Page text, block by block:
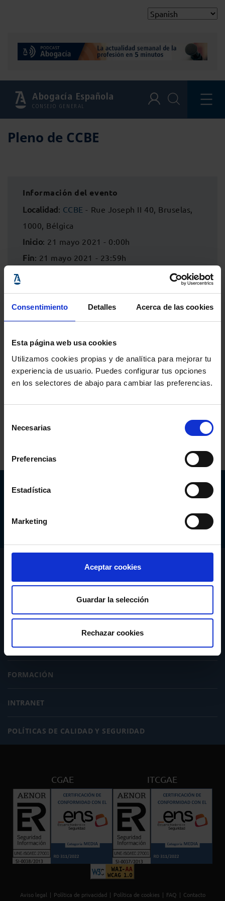
Consentimiento Detalles Acerca de las cookies
Esta página web usa cookies
Utilizamos cookies propias y de analítica para mejorar tu
experiencia de usuario. Puedes configurar tus opciones
en los selectores de abajo para cambiar las preferencias.
Necesarias
Preferencias
Estadística
Marketing
Aceptar cookies
Guardar la selección
Rechazar cookies
Abogacía Española
CONSEJO GENERAL
Pleno de CCBE
Información del evento
Localidad: CCBE - Rue Joseph II 40, Bruselas,
1000, Bélgica
Inicio: 21 mayo 2021 - 0:00h
Fin: 21 mayo 2021 - 23:59h
SERVICIOS
ACTUALIDAD
PUBLICACIONES
FORMACIÓN
INTRANET
POLÍTICAS DE CALIDAD Y SEGURIDAD
CGAE ITCGAE
Aviso legal Política de privacidad Política de cookies FAQ Contacto